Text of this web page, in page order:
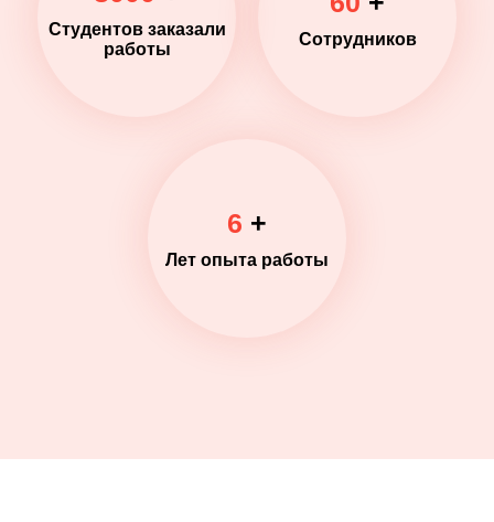
Студентов заказали
работы
Сотрудников
6 +
Лет опыта работы